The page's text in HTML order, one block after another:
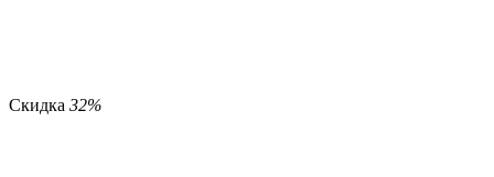
Скидка 32%